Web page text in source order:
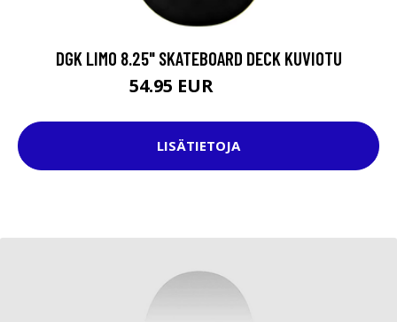
DGK LIMO 8.25" SKATEBOARD DECK KUVIOTU
54.95 EUR
LISÄTIETOJA